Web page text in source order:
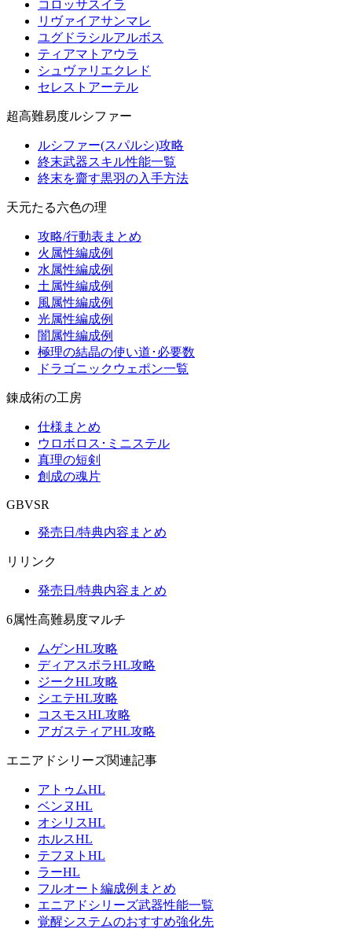
コロッサスイラ
リヴァイアサンマレ
ユグドラシルアルボス
ティアマトアウラ
シュヴァリエクレド
セレストアーテル
超高難易度ルシファー
ルシファー(スパルシ)攻略
終末武器スキル性能一覧
終末を齎す黒羽の入手方法
天元たる六色の理
攻略/行動表まとめ
火属性編成例
水属性編成例
土属性編成例
風属性編成例
光属性編成例
闇属性編成例
極理の結晶の使い道･必要数
ドラゴニックウェポン一覧
錬成術の工房
仕様まとめ
ウロボロス･ミニステル
真理の短剣
創成の魂片
GBVSR
発売日/特典内容まとめ
リリンク
発売日/特典内容まとめ
6属性高難易度マルチ
ムゲンHL攻略
ディアスポラHL攻略
ジークHL攻略
シエテHL攻略
コスモスHL攻略
アガスティアHL攻略
エニアドシリーズ関連記事
アトゥムHL
ベンヌHL
オシリスHL
ホルスHL
テフヌトHL
ラーHL
フルオート編成例まとめ
エニアドシリーズ武器性能一覧
覚醒システムのおすすめ強化先